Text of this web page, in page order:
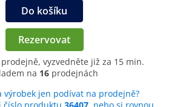
Do košíku
Rezervovat
vyzvedněte již za 15 min.
na 16 prodejnách
výrobek jen podívat na prodejně?